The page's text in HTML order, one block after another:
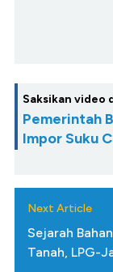
Saksikan video
Pemerintah
Impor Suku
Next Article
Sejarah
Tanah, LPG-